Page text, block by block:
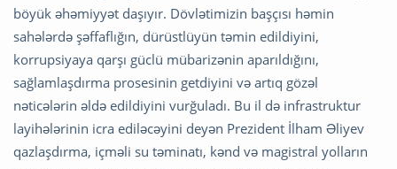
böyük əhəmiyyət daşıyır. Dövlətimizin başçısı həmin
sahələrdə şəffaflığın, dürüstlüyün təmin edildiyini,
korrupsiyaya qarşı güclü mübarizənin aparıldığını,
sağlamlaşdırma prosesinin getdiyini və artıq gözəl
nəticələrin əldə edildiyini vurğuladı. Bu il də infrastruktur
layihələrinin icra ediləcəyini deyən Prezident İlham Əliyev
qazlaşdırma, içməli su təminatı, kənd və magistral yolların